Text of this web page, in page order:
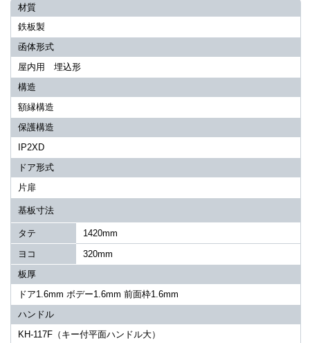
材質
鉄板製
函体形式
屋内用 埋込形
構造
額縁構造
保護構造
IP2XD
ドア形式
片扉
基板寸法
タテ
1420mm
ヨコ
320mm
板厚
ドア1.6mm ボデー1.6mm 前面枠1.6mm
ハンドル
KH-117F（キー付平面ハンドル大）